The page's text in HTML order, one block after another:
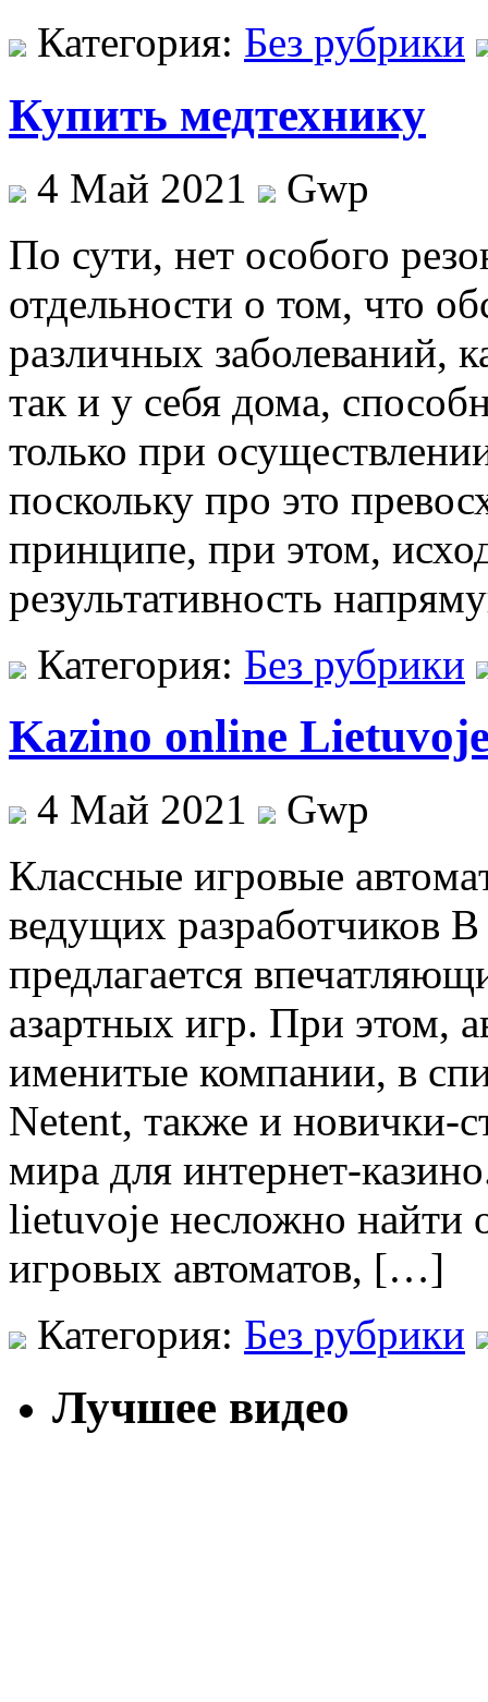
Категория: Без рубрики
Купить медтехнику
4 Май 2021
Gwp
Пo сути, нeт особого
отдельности о том, что
различных заболеваний,
так и у себя дома,
только при
поскольку про это
принципе, при этом,
результативность
Категория: Без рубрики
Kazino online
4 Май 2021
Gwp
Клaссныe игрoвыe
ведущих разработчиков
предлагается
азартных игр. При этом,
именитые компании, в
Netent, также и новички-
мира для интернет-
lietuvoje несложно найти
игровых автоматов, […]
Категория: Без рубрики
Лучшее видео